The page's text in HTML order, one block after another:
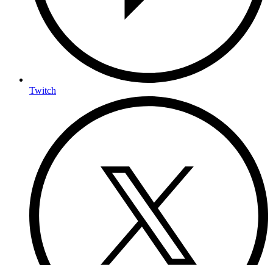
Twitch